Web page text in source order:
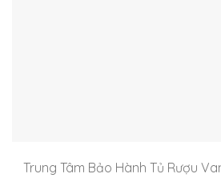
Trung Tâm Bảo Hành Tủ Rượu